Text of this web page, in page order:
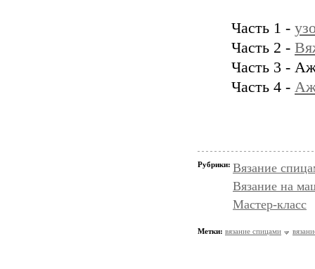
Часть 1 -
Часть 2 -
Часть 3 -
Часть 4 -
Рубрики: Вязание
Вязание на
Мастер-класс
Метки: вязание спицами